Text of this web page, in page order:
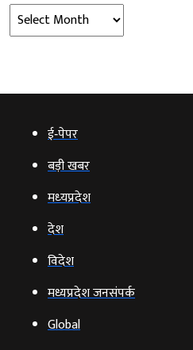
Archives
ई‑पेपर
बड़ी खबर
मध्‍यप्रदेश
देश
विदेश
मध्यप्रदेश जनसंपर्क
Global